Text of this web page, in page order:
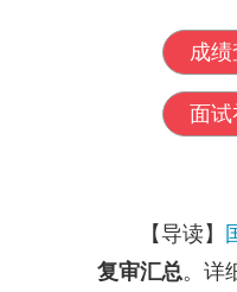
成
面
【导读】
复审汇总。详